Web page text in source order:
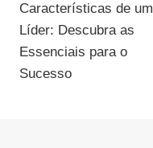
De
Post
Características de um
Líder: Descubra as
Essenciais para o
Sucesso